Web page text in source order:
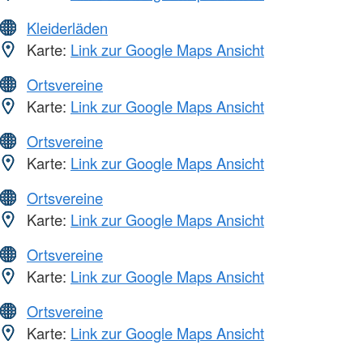
Kleiderläden
Karte: Link zur Google Maps Ansicht
Ortsvereine
Karte: Link zur Google Maps Ansicht
Ortsvereine
Karte: Link zur Google Maps Ansicht
Ortsvereine
Karte: Link zur Google Maps Ansicht
Ortsvereine
Karte: Link zur Google Maps Ansicht
Ortsvereine
Karte: Link zur Google Maps Ansicht